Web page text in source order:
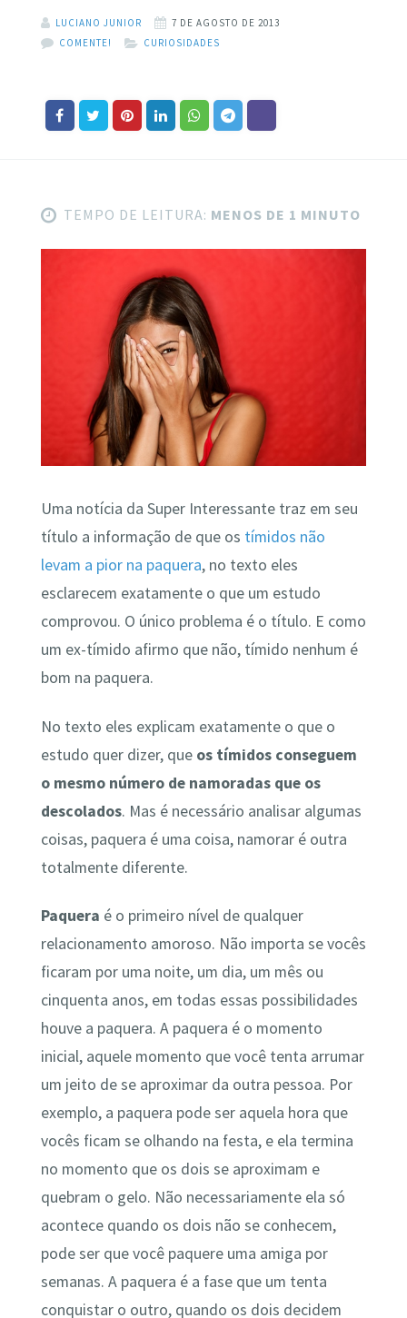
LUCIANO JUNIOR
7 DE AGOSTO DE 2013
COMENTE!
CURIOSIDADES
TEMPO DE LEITURA: MENOS DE 1 MINUTO
Uma notícia da Super Interessante traz em seu
título a informação de que os tímidos não
levam a pior na paquera, no texto eles
esclarecem exatamente o que um estudo
comprovou. O único problema é o título. E como
um ex-tímido afirmo que não, tímido nenhum é
bom na paquera.
No texto eles explicam exatamente o que o
estudo quer dizer, que os tímidos conseguem
o mesmo número de namoradas que os
descolados. Mas é necessário analisar algumas
coisas, paquera é uma coisa, namorar é outra
totalmente diferente.
Paquera é o primeiro nível de qualquer
relacionamento amoroso. Não importa se vocês
ficaram por uma noite, um dia, um mês ou
cinquenta anos, em todas essas possibilidades
houve a paquera. A paquera é o momento
inicial, aquele momento que você tenta arrumar
um jeito de se aproximar da outra pessoa. Por
exemplo, a paquera pode ser aquela hora que
vocês ficam se olhando na festa, e ela termina
no momento que os dois se aproximam e
quebram o gelo. Não necessariamente ela só
acontece quando os dois não se conhecem,
pode ser que você paquere uma amiga por
semanas. A paquera é a fase que um tenta
conquistar o outro, quando os dois decidem